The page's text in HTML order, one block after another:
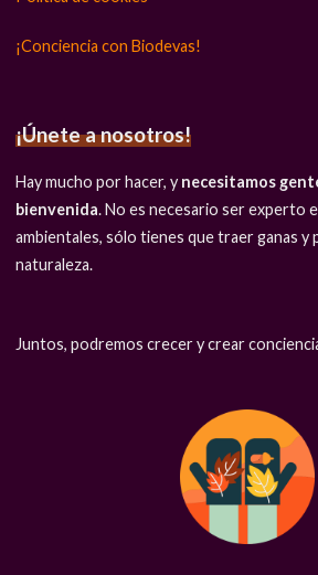
¡Conciencia con Biodevas!
¡Únete a nosotros!
Hay mucho por hacer, y necesitamos
bienvenida. No es necesario ser experto
ambientales, sólo tienes que traer ganas y
naturaleza.
Juntos, podremos crecer y crear